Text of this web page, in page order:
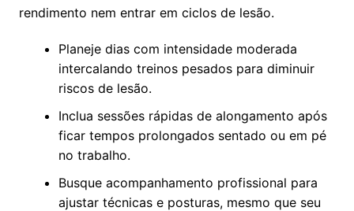
rendimento nem entrar em ciclos de lesão.
Planeje dias com intensidade moderada
intercalando treinos pesados para diminuir
riscos de lesão.
Inclua sessões rápidas de alongamento após
ficar tempos prolongados sentado ou em pé
no trabalho.
Busque acompanhamento profissional para
ajustar técnicas e posturas, mesmo que seu